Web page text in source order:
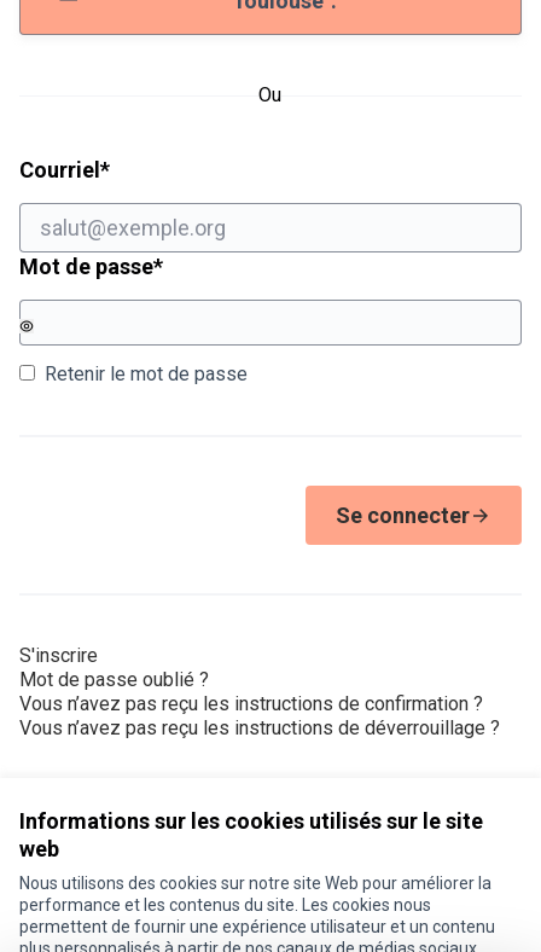
Informations sur les cookies utilisés sur le site
web
Nous utilisons des cookies sur notre site Web pour améliorer la
performance et les contenus du site. Les cookies nous
permettent de fournir une expérience utilisateur et un contenu
Ou
Courriel *Champ obligatoire
Mot de passe*Champ obligatoire
Retenir le mot de passe
Se connecter
S'inscrire
Mot de passe oublié ?
Vous n’avez pas reçu les instructions de confirmation ?
Vous n’avez pas reçu les instructions de déverrouillage ?
Conditions d'utilisation
Paramètres des cookies
Je participe ! sur X
Je participe ! sur Facebook
Je participe ! sur Instagram